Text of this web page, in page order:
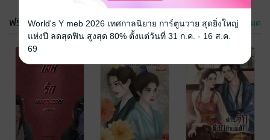
มาเฟียสาวทะลุ
มิติเป็นนางร้าย
ท่านอ๋องตัวร้าย
ได้โปรดอย่ากิน
ฟรีกระจาย ดูทั้งหมด
World's Y meb 2026 เทศกาลนิยาย การ์ตูนวาย สุดยิ่งใหญ่
แห่งปี ลดสุดฟิน สูงสุด 80% ตั้งแต่วันที่ 31 ก.ค. - 16 ส.ค.
69